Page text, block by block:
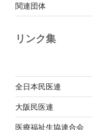
関連団体
リンク集
全日本民医連
大阪民医連
医療福祉生協連合会